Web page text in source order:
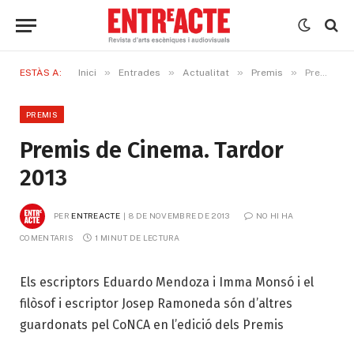
ESTÀS A: Inici » Entrades » Actualitat » Premis » Premis de Cinema. Tardor 2013
PREMIS
Premis de Cinema. Tardor
2013
PER ENTREACTE 8 DE NOVEMBRE DE 2013 NO HI HA
COMENTARIS 1 MINUT DE LECTURA
Els escriptors Eduardo Mendoza i Imma Monsó i el
filòsof i escriptor Josep Ramoneda són d’altres
guardonats pel CoNCA en l’edició dels Premis